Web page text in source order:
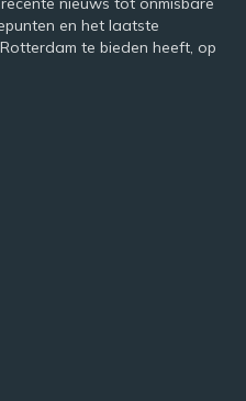
en het laatste
te bieden heeft, op